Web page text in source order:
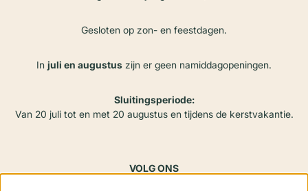
Gesloten op zon- en feestdagen.
In juli en augustus zijn er geen namiddagopeningen.
Sluitingsperiode:
Van 20 juli tot en met 20 augustus en tijdens de kerstvakantie.
VOLG ONS